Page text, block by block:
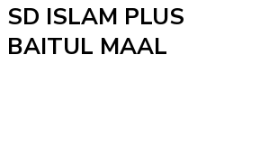
SD ISLAM PLUS
BAITUL MAAL